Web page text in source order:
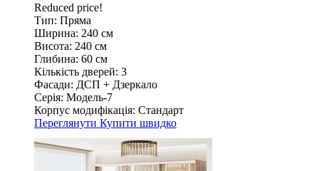
Reduced price!
Тип: Пряма
Ширина: 240 см
Висота: 240 см
Глибина: 60 см
Кількість дверей: 3
Фасади: ДСП + Дзеркало
Серія: Модель-7
Корпус модифікація: Стандарт
Переглянути Купити швидко